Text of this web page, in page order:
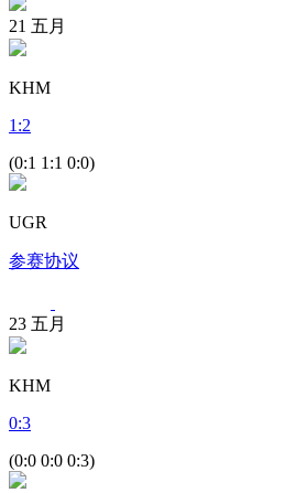
21 五月
KHM
1 :2
(0:1 1:1 0:0)
UGR
参赛协议
23 五月
KHM
0:3
(0:0 0:0 0:3)